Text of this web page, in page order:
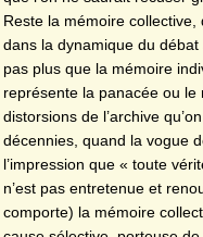
Reste la mémoire collective,
dans la dynamique du
pas plus que la mémoire
représente la panacée ou
distorsions de l’archive
décennies, quand la vogue
l’impression que « toute
n’est pas entretenue et
comporte) la mémoire